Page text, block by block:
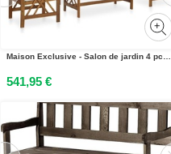
Maison Exclusive - Salon de jardin 4 pcs avec coussins Bois dacacia solide
541,95 €